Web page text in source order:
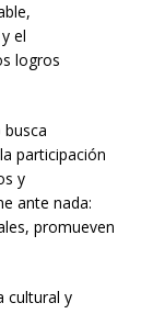
el
logros
participación
y
ante nada:
promueven
cultural y